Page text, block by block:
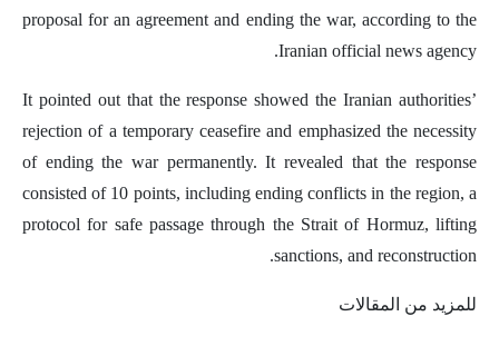
proposal for an agreement and ending the war, according to the
Iranian official news agency.
It pointed out that the response showed the Iranian authorities’
rejection of a temporary ceasefire and emphasized the necessity
of ending the war permanently. It revealed that the response
consisted of 10 points, including ending conflicts in the region, a
protocol for safe passage through the Strait of Hormuz, lifting
sanctions, and reconstruction.
للمزيد من المقالات